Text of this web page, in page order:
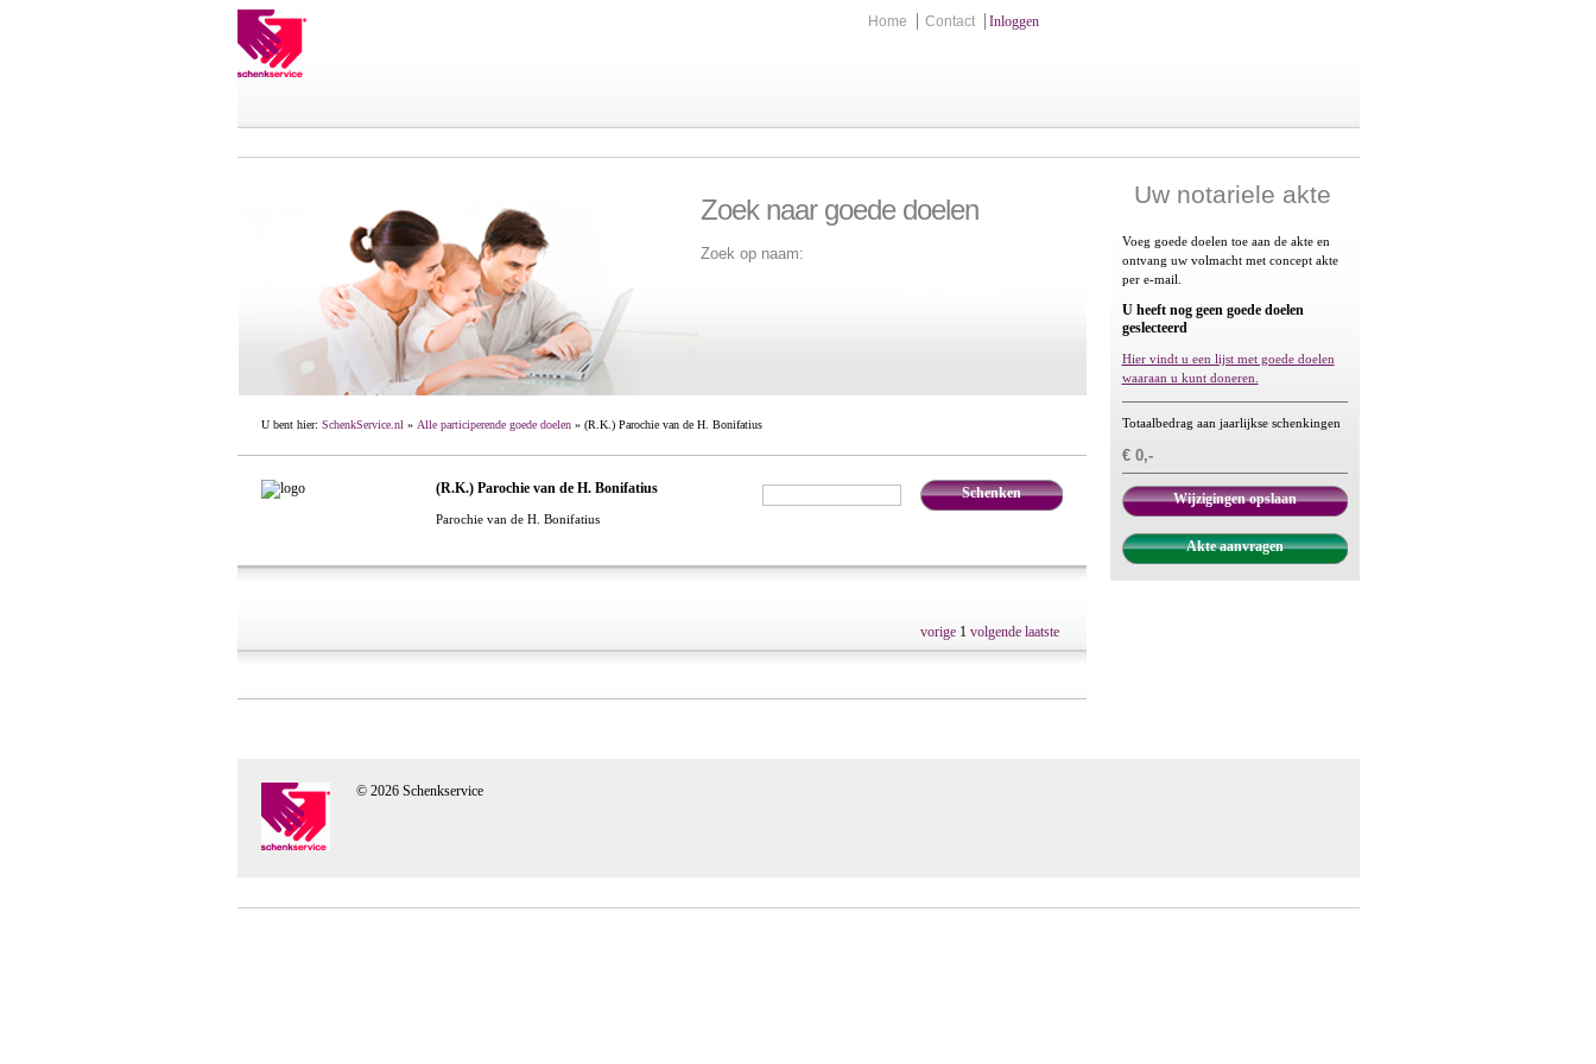
Home Contact Inloggen
Zoek naar goede doelen
Zoek op naam:
U bent hier: SchenkService.nl » Alle participerende goede doelen» (R.K.) Parochie van de H. Bonifatius
Schenken
(R.K.) Parochie van de H. Bonifatius
Parochie van de H. Bonifatius
vorige 1 volgende laatste
Uw notariele akte
Voeg goede doelen toe aan de akte en
ontvang uw volmacht met concept akte
per e-mail.
U heeft nog geen goede doelen
geslecteerd
Hier vindt u een lijst met goede doelen
waaraan u kunt doneren.
Totaalbedrag aan jaarlijkse schenkingen
€ 0,-
Wijzigingen opslaan
Akte aanvragen
© 2026 Schenkservice